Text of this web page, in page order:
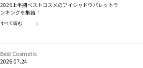
2026上半期ベストコスメのアイシャドウパレットラ
ンキングを集結！
すべて読む
Best Cosmetic
2026.07.24